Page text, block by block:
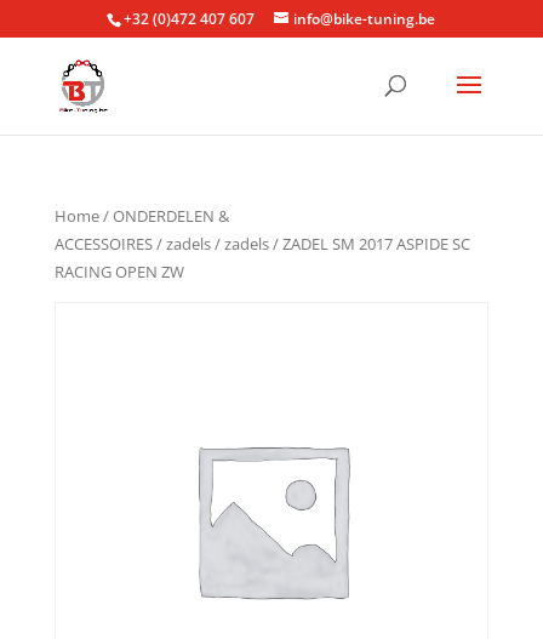
+32 (0)472 407 607 info@bike-tuning.be
Home/ONDERDELEN &
ACCESSOIRES/zadels/zadels/ ZADEL SM 2017 ASPIDE SC
RACING OPEN ZW